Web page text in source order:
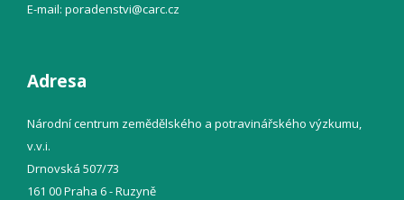
E-mail: poradenstvi@carc.cz
Adresa
Národní centrum zemědělského a potravinářského výzkumu,
v.v.i.
Drnovská 507/73
161 00 Praha 6 - Ruzyně